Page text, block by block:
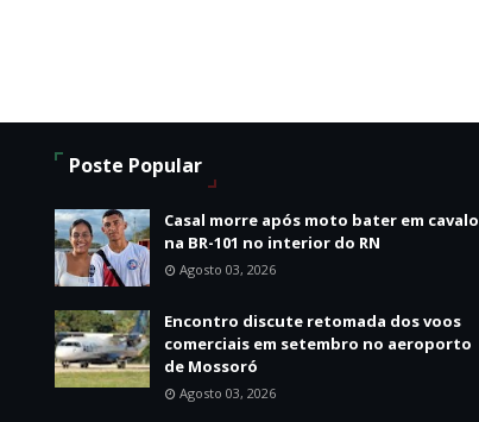
Poste Popular
Casal morre após moto bater em cavalo
na BR-101 no interior do RN
Agosto 03, 2026
Encontro discute retomada dos voos
comerciais em setembro no aeroporto
de Mossoró
Agosto 03, 2026